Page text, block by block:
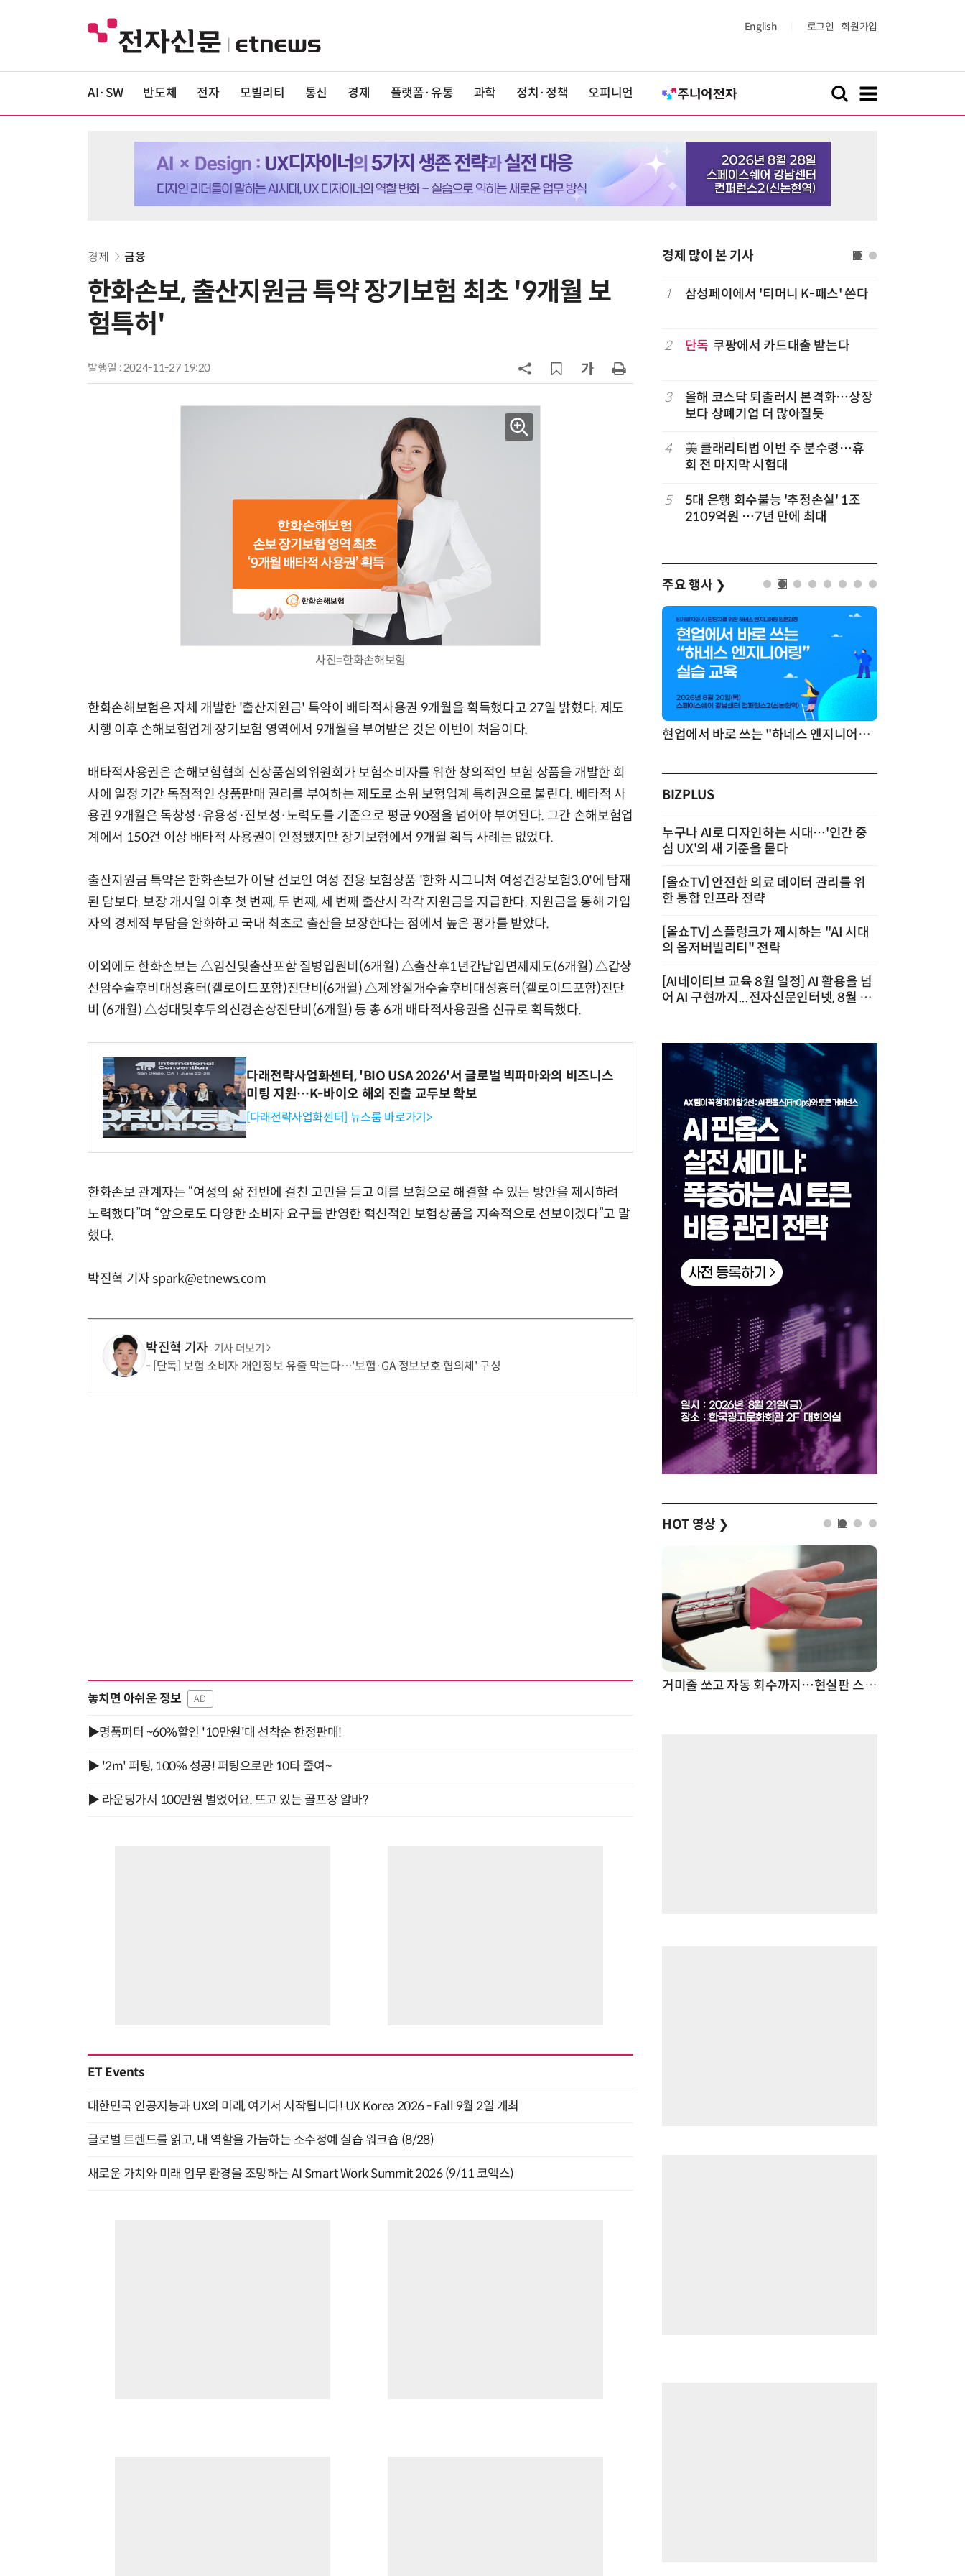
English 로그인 회원가입
AI·SW 반도체 전자 모빌리티 통신 경제 플랫폼·유통 과학 정치·정책 오피니언
경제 금융
한화손보, 출산지원금 특약 장기보험 최초 '9개월 보
험특허'
발행일 : 2024-11-27 19:20
사진=한화손해보험
한화손해보험은 자체 개발한 '출산지원금' 특약이 배타적사용권 9개월을 획득했다고 27일 밝혔다. 제도
시행 이후 손해보험업계 장기보험 영역에서 9개월을 부여받은 것은 이번이 처음이다.
배타적사용권은 손해보험협회 신상품심의위원회가 보험소비자를 위한 창의적인 보험 상품을 개발한 회
사에 일정 기간 독점적인 상품판매 권리를 부여하는 제도로 소위 보험업계 특허권으로 불린다. 배타적 사
용권 9개월은 독창성·유용성·진보성·노력도를 기준으로 평균 90점을 넘어야 부여된다. 그간 손해보험업
계에서 150건 이상 배타적 사용권이 인정됐지만 장기보험에서 9개월 획득 사례는 없었다.
출산지원금 특약은 한화손보가 이달 선보인 여성 전용 보험상품 '한화 시그니처 여성건강보험3.0'에 탑재
된 담보다. 보장 개시일 이후 첫 번째, 두 번째, 세 번째 출산시 각각 지원금을 지급한다. 지원금을 통해 가입
자의 경제적 부담을 완화하고 국내 최초로 출산을 보장한다는 점에서 높은 평가를 받았다.
이외에도 한화손보는 △임신및출산포함 질병입원비(6개월) △출산후1년간납입면제제도(6개월) △갑상
선암수술후비대성흉터(켈로이드포함)진단비(6개월) △제왕절개수술후비대성흉터(켈로이드포함)진단
비 (6개월) △성대및후두의신경손상진단비(6개월) 등 총 6개 배타적사용권을 신규로 획득했다.
다래전략사업화센터, 'BIO USA 2026'서 글로벌 빅파마와의 비즈니스
미팅 지원…K-바이오 해외 진출 교두보 확보
[다래전략사업화센터] 뉴스룸 바로가기>
한화손보 관계자는 “여성의 삶 전반에 걸친 고민을 듣고 이를 보험으로 해결할 수 있는 방안을 제시하려
노력했다”며 “앞으로도 다양한 소비자 요구를 반영한 혁신적인 보험상품을 지속적으로 선보이겠다”고 말
했다.
박진혁 기자 spark@etnews.com
박진혁 기자 기사 더보기
[단독] 보험 소비자 개인정보 유출 막는다…'보험·GA 정보보호 협의체' 구성
놓치면 아쉬운 정보 AD
▶명품퍼터 ~60%할인 '10만원'대 선착순 한정판매!
▶ '2m' 퍼팅, 100% 성공! 퍼팅으로만 10타 줄여~
▶ 라운딩가서 100만원 벌었어요. 뜨고 있는 골프장 알바?
ET Events
대한민국 인공지능과 UX의 미래, 여기서 시작됩니다! UX Korea 2026 - Fall 9월 2일 개최
글로벌 트렌드를 읽고, 내 역할을 가늠하는 소수정예 실습 워크숍 (8/28)
새로운 가치와 미래 업무 환경을 조망하는 AI Smart Work Summit 2026 (9/11 코엑스)
경제 많이 본 기사
6 단독 보험 소비자 개인정보 유출 막
서 TV·모니터 '大戰'
테크…AI 연금운용 경쟁 본격화
9
10
1 삼성페이에서 '티머니 K-패스' 쓴다
2 단독 쿠팡에서 카드대출 받는다
3
올해 코스닥 퇴출러시 본격화…상장
보다 상폐기업 더 많아질듯
4
美 클래리티법 이번 주 분수령…휴
회 전 마지막 시험대
5
5대 은행 회수불능 '추정손실' 1조
2109억원 …7년 만에 최대
주요 행사 ❯
양자컴퓨팅 비즈니스·기술 입문 1-Day 워크샵 - 큐비트·양자 알고리듬·Qiskit 실습으로 이해하는 차세대 현업에서 바로 쓰는 "하네스 엔지니어링" 실습 교육
BIZPLUS
누구나 AI로 디자인하는 시대…'인간 중
심 UX'의 새 기준을 묻다
[올쇼TV] 안전한 의료 데이터 관리를 위
한 통합 인프라 전략
[올쇼TV] 스플렁크가 제시하는 "AI 시대
의 옵저버빌리티" 전략
[AI네이티브 교육 8월 일정] AI 활용을 넘
어 AI 구현까지...전자신문인터넷, 8월 실
HOT 영상 ❯
“시간당 4만원”…휴머노이드가 집 찾아가 청소해준다 반려견 유골을 우주에 뿌렸다…GPS 추적기로 회수까지 성공 거미줄 쏘고 자동 회수까지…현실판 스파이더맨 웹 슈터